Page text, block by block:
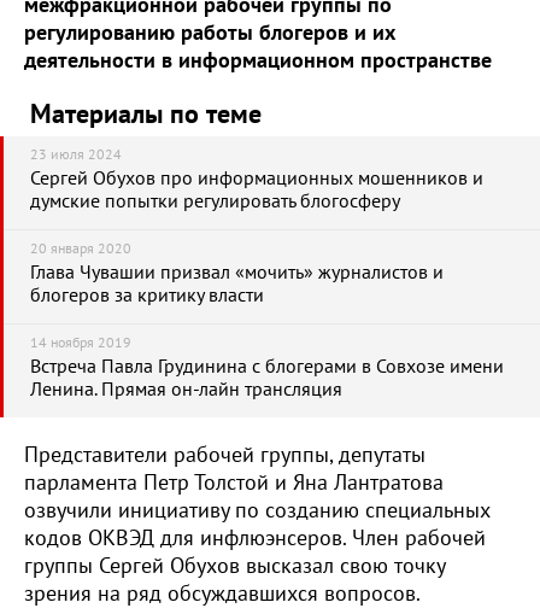
межфракционной рабочей группы по
регулированию работы блогеров и их
деятельности в информационном пространстве
Материалы по теме
23 июля 2024
Сергей Обухов про информационных мошенников и
думские попытки регулировать блогосферу
20 января 2020
Глава Чувашии призвал «мочить» журналистов и
блогеров за критику власти
14 ноября 2019
Встреча Павла Грудинина с блогерами в Совхозе имени
Ленина. Прямая он-лайн трансляция
Представители рабочей группы, депутаты
парламента Петр Толстой и Яна Лантратова
озвучили инициативу по созданию специальных
кодов ОКВЭД для инфлюэнсеров. Член рабочей
группы Сергей Обухов высказал свою точку
зрения на ряд обсуждавшихся вопросов.